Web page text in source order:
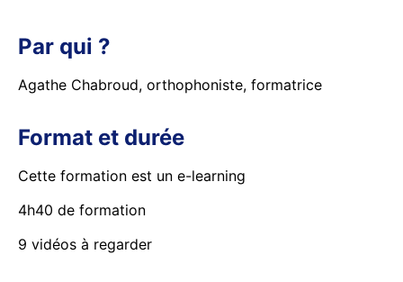
Par qui ?
Agathe Chabroud, orthophoniste, formatrice
Format et durée
Cette formation est un e-learning
4h40 de formation
9 vidéos à regarder